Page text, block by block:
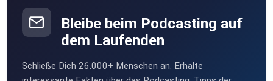
Danke für deine Wertschätzung ️& deinen Support. ️️️️️
Bleibe beim Podcasting auf
dem Laufenden
Schließe Dich 26.000+ Menschen an. Erhalte